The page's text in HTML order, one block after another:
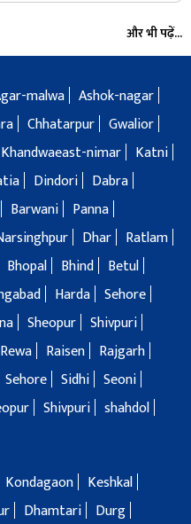
और भी पढ़ें...
malwa Ashok-nagar
Chhatarpur Gwalior
Khandwaeast-nimar
Katni
Dindori
Dabra
Barwani
Panna
Dhar
Ratlam
Bhopal Bhind
Betul
Harda Sehore
Sheopur Shivpuri
Rewa Raisen
Rajgarh
Sehore Sidhi Seoni
Shivpuri shahdol
Kondagaon
Keshkal
Dhamtari
Durg